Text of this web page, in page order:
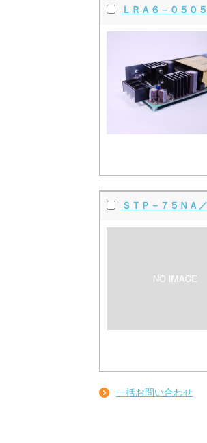
ＬＲＡ６－０５０５
ＳＴＰ－７５ＮＡ
一括お問い合わせ